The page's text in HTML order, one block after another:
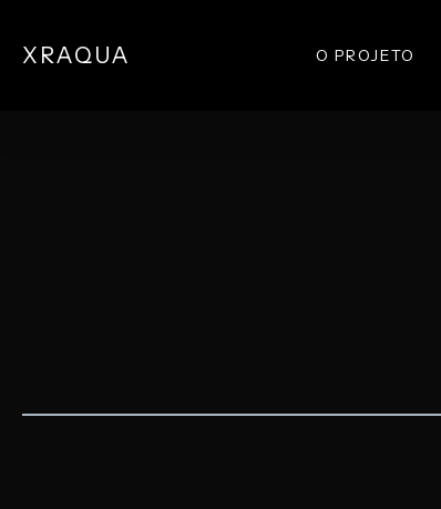
XRAQUA O PROJETO